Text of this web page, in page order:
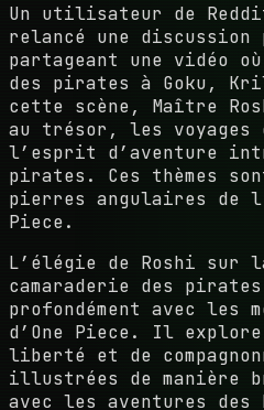
Un utilisateur de
relancé une discussion
partageant une vidéo où
des pirates à Goku,
cette scène, Maître
au trésor, les voyages
l’esprit d’aventure
pirates. Ces thèmes
pierres angulaires de
Piece.
L’élégie de Roshi
camaraderie des
profondément avec les
d’One Piece. Il
liberté et de
illustrées de manière
avec les aventures des